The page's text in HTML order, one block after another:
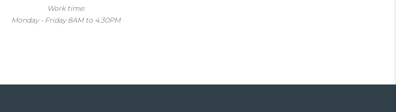
Work time:
Monday - Friday 8AM to 4:30PM